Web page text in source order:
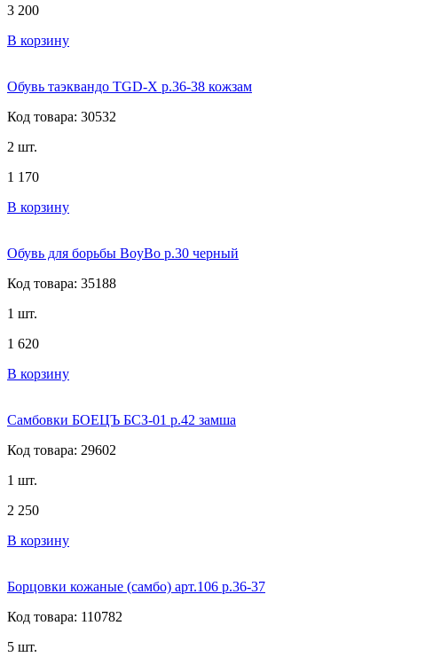
3 200
В корзину
Обувь таэквандо TGD-X р.36-38 кожзам
Код товара: 30532
2 шт.
1 170
В корзину
Обувь для борьбы BoyBo р.30 черный
Код товара: 35188
1 шт.
1 620
В корзину
Самбовки БОЕЦЪ БСЗ-01 р.42 замша
Код товара: 29602
1 шт.
2 250
В корзину
Борцовки кожаные (самбо) арт.106 р.36-37
Код товара: 110782
5 шт.